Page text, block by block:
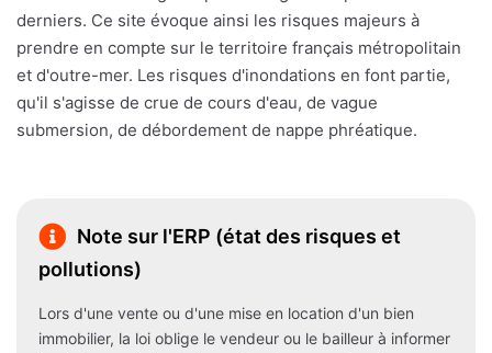
derniers. Ce site évoque ainsi les risques majeurs à
prendre en compte sur le territoire français métropolitain
et d'outre-mer. Les risques d'inondations en font partie,
qu'il s'agisse de crue de cours d'eau, de vague
submersion, de débordement de nappe phréatique.
Note sur l'ERP (état des risques et
pollutions)
Lors d'une vente ou d'une mise en location d'un bien
immobilier, la loi oblige le vendeur ou le bailleur à informer